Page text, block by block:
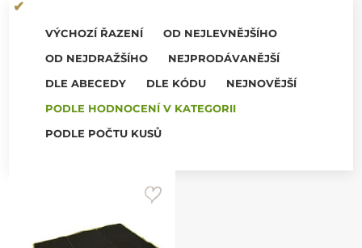
VÝCHOZÍ ŘAZENÍ
OD NEJLEVNĚJŠÍHO
OD NEJDRAŽŠÍHO
NEJPRODÁVANĚJŠÍ
DLE ABECEDY
DLE KÓDU
NEJNOVĚJŠÍ
PODLE HODNOCENÍ V KATEGORII
PODLE POČTU KUSŮ